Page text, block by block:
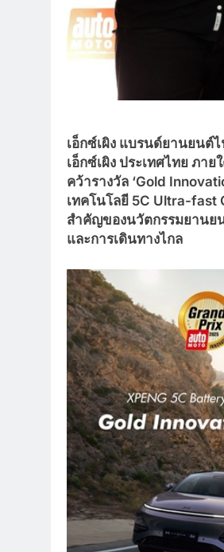
เอ็กซ์เผิง แบรนด์ยานยนต์
เอ็กซ์เผิง ประเทศไทย ภา
คว้ารางวัล ‘Gold
เทคโนโลยี 5C Ultra-fast
สำคัญของนวัตกรรมยานย
และการเดินทางไกล